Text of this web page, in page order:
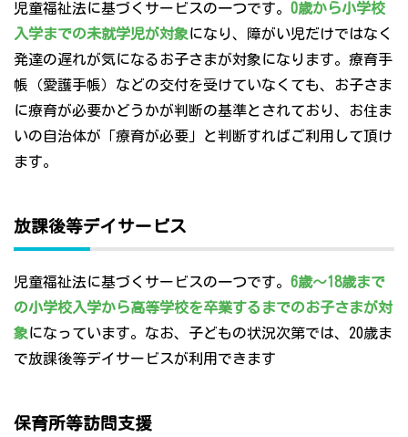
児童福祉法に基づくサービスの一つです。 0歳から小学校
入学までの未就学児が対象になり、障がい児だけではなく
発達の遅れが気になるお子さまが対象になります。療育手
帳（愛護手帳）などの交付を受けていなくても、お子さま
に療育が必要かどうかが判断の基準とされており、お住ま
いの自治体が「療育が必要」と判断すればご利用して頂け
ます。
放課後等デイサービス
児童福祉法に基づくサービスの一つです。 6歳～18歳まで
の小学校入学から高等学校を卒業するまでのお子さまが対
象になっています。なお、子どもの状況次第では、20歳ま
で放課後等デイサービスが利用できます
保育所等訪問支援